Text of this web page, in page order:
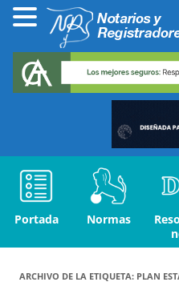
Portada Normas
ARCHIVO DE LA ETIQUETA: PLAN